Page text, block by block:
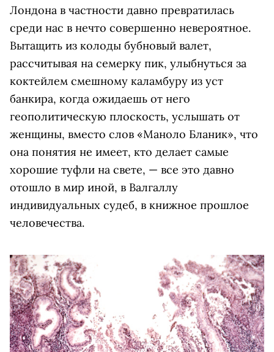
Лондона в частности давно превратилась
среди нас в нечто совершенно невероятное.
Вытащить из колоды бубновый валет,
рассчитывая на семерку пик, улыбнуться за
коктейлем смешному каламбуру из уст
банкира, когда ожидаешь от него
геополитическую плоскость, услышать от
женщины, вместо слов «Маноло Бланик», что
она понятия не имеет, кто делает самые
хорошие туфли на свете, — все это давно
отошло в мир иной, в Валгаллу
индивидуальных судеб, в книжное прошлое
человечества.